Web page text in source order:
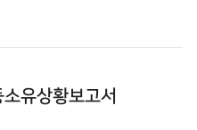
유상황보고서